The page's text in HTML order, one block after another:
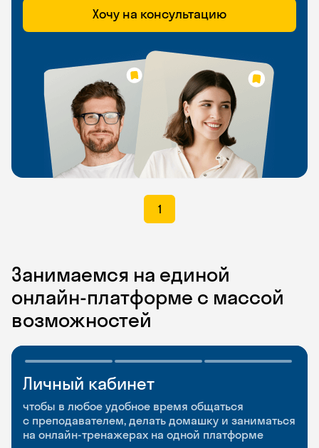
Хочу на консультацию
1
Занимаемся на единой
онлайн-платформе с массой
возможностей
Личный кабинет
чтобы в любое удобное время общаться
с преподавателем, делать домашку и заниматься
на онлайн-тренажерах на одной платформе
Мобильное
приложение
чтобы заниматься и изучать новые слова где
и когда удобно
Разговорные клубы
и Talks
Групповые занятия для разговорной практики
и индивидуальные встречи с преподавателями